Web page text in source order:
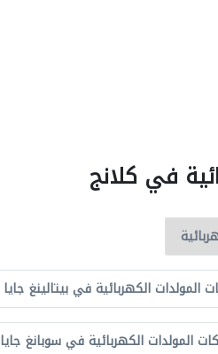
في كلانج
المولدات الكهربائية في بيتالينغ جايا
المولدات الكهربائية في سوبانغ جايا